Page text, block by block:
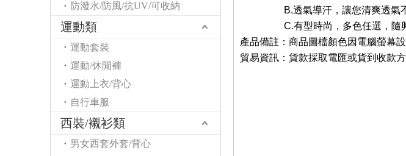
防潑水/防風/抗UV/可收納
運動類
運動套裝
運動/休閒褲
運動上衣/背心
自行車服
西裝/襯衫類
男女西套外套/背心
B.透氣導汗，讓您清爽透氣不
C.有型時尚，多色任選，隨興百
產品備註：商品圖檔顏色因電腦螢幕
貿易資訊 ： 貨款採取電匯或貨到收款